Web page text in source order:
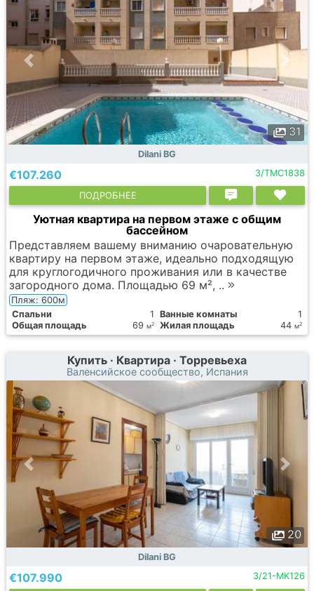
31
Dilani BG
€107.260 3/TMC1838
ПОДРОБНЕЕ
Уютная квартира на первом этаже с общим
бассейном
Представляем вашему вниманию очаровательную
квартиру на первом этаже, идеально подходящую
для круглогодичного проживания или в качестве
загородного дома. Площадью 69 м², ..
Пляж: 600м
Спальни
1 Ванные комнаты
1
Общая площадь
69 м2 Жилая площадь 44 м2
Купить · Квартира · Торревьеха
Валенсийское сообщество, Испания
20
Dilani BG
€107.990 3/21-MK126